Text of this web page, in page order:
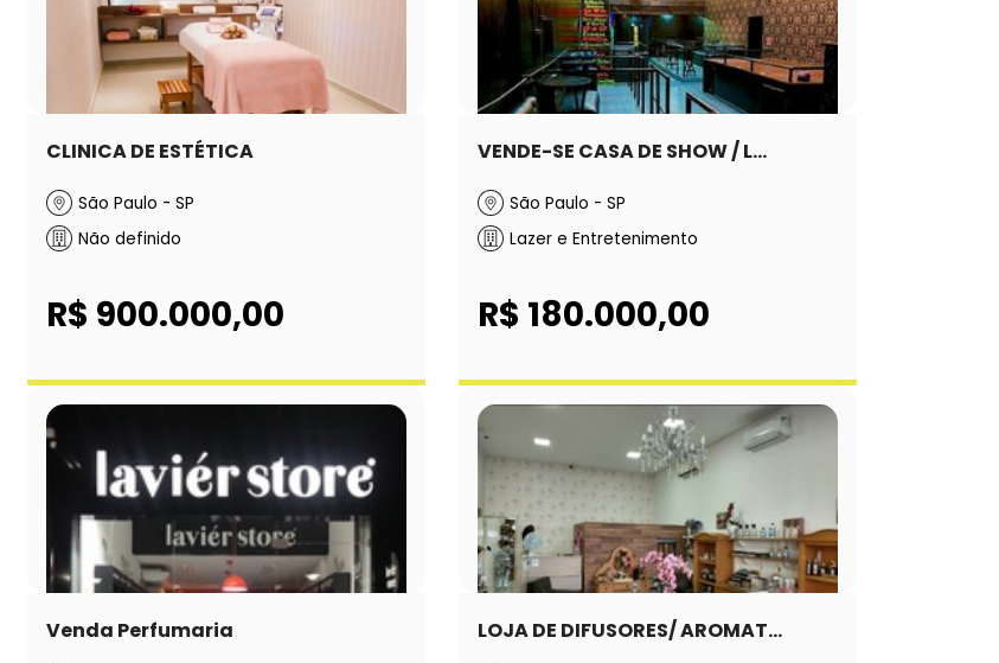
CLINICA DE ESTÉTICA
São Paulo - SP
Não definido
R$ 900.000,00
VENDE-SE CASA DE SHOW / L...
São Paulo - SP
Lazer e Entretenimento
R$ 180.000,00
Venda Perfumaria LOJA DE DIFUSORES/ AROMAT...